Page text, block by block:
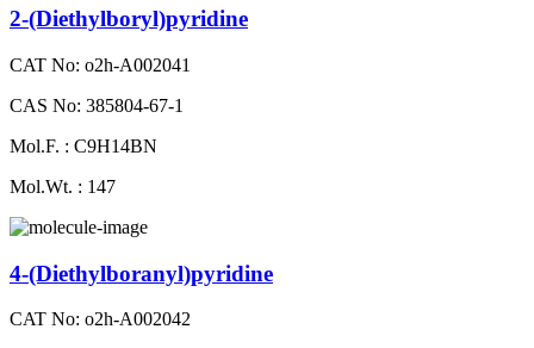
2-​(Diethylboryl)pyridine
CAT No: o2h-A002041
CAS No: 385804-67-1
Mol.F. : C9H14BN
Mol.Wt. : 147
4-(Diethylboranyl)​pyridine
CAT No: o2h-A002042